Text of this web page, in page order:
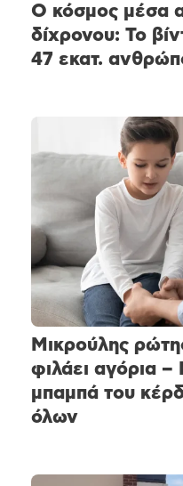
Ο κόσμος μέσα
δίχρονου: Το
47 εκατ.
Μικρούλης
φιλάει αγόρια
μπαμπά του
όλων